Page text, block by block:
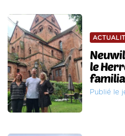
le
Publié le